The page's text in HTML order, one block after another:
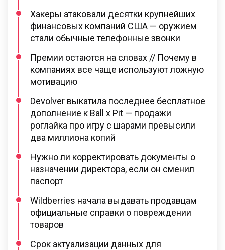
Хакеры атаковали десятки крупнейших
финансовых компаний США — оружием
стали обычные телефонные звонки
Премии остаются на словах // Почему в
компаниях все чаще используют ложную
мотивацию
Devolver выкатила последнее бесплатное
дополнение к Ball x Pit — продажи
роглайка про игру с шарами превысили
два миллиона копий
Нужно ли корректировать документы о
назначении директора, если он сменил
паспорт
Wildberries начала выдавать продавцам
официальные справки о повреждении
товаров
Срок актуализации данных для